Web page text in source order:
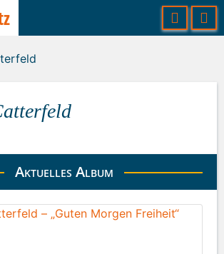
Aktuelles Album